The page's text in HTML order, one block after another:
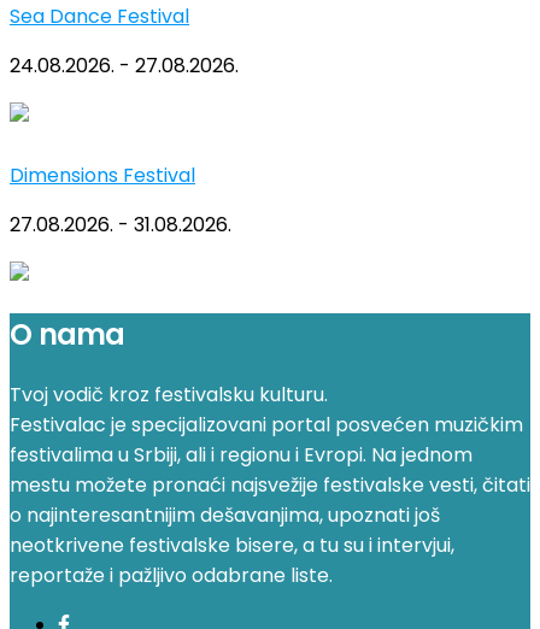
Sea Dance Festival
24.08.2026. - 27.08.2026.
Dimensions Festival
27.08.2026. - 31.08.2026.
O nama
Tvoj vodič kroz festivalsku kulturu.
Festivalac je specijalizovani portal posvećen muzičkim
festivalima u Srbiji, ali i regionu i Evropi. Na jednom
mestu možete pronaći najsvežije festivalske vesti, čitati
o najinteresantnijim dešavanjima, upoznati još
neotkrivene festivalske bisere, a tu su i intervjui,
reportaže i pažljivo odabrane liste.